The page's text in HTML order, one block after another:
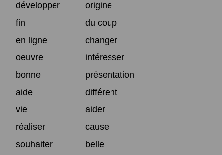
développer
origine
fin
du coup
en ligne
changer
oeuvre
intéresser
bonne
présentation
aide
différent
vie
aider
réaliser
cause
souhaiter
belle